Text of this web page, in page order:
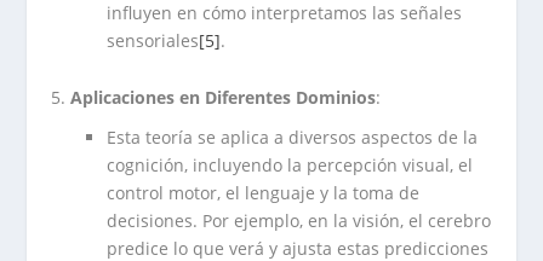
influyen en cómo interpretamos las señales
sensoriales[5].
Aplicaciones en Diferentes Dominios:
Esta teoría se aplica a diversos aspectos de la
cognición, incluyendo la percepción visual, el
control motor, el lenguaje y la toma de
decisiones. Por ejemplo, en la visión, el cerebro
predice lo que verá y ajusta estas predicciones